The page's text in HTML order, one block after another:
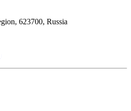
623700, Russia